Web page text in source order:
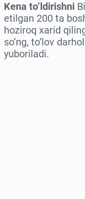
Kena to’ldirishni
etilgan 200 ta
hoziroq xarid
so’ng, to’lov
yuboriladi.